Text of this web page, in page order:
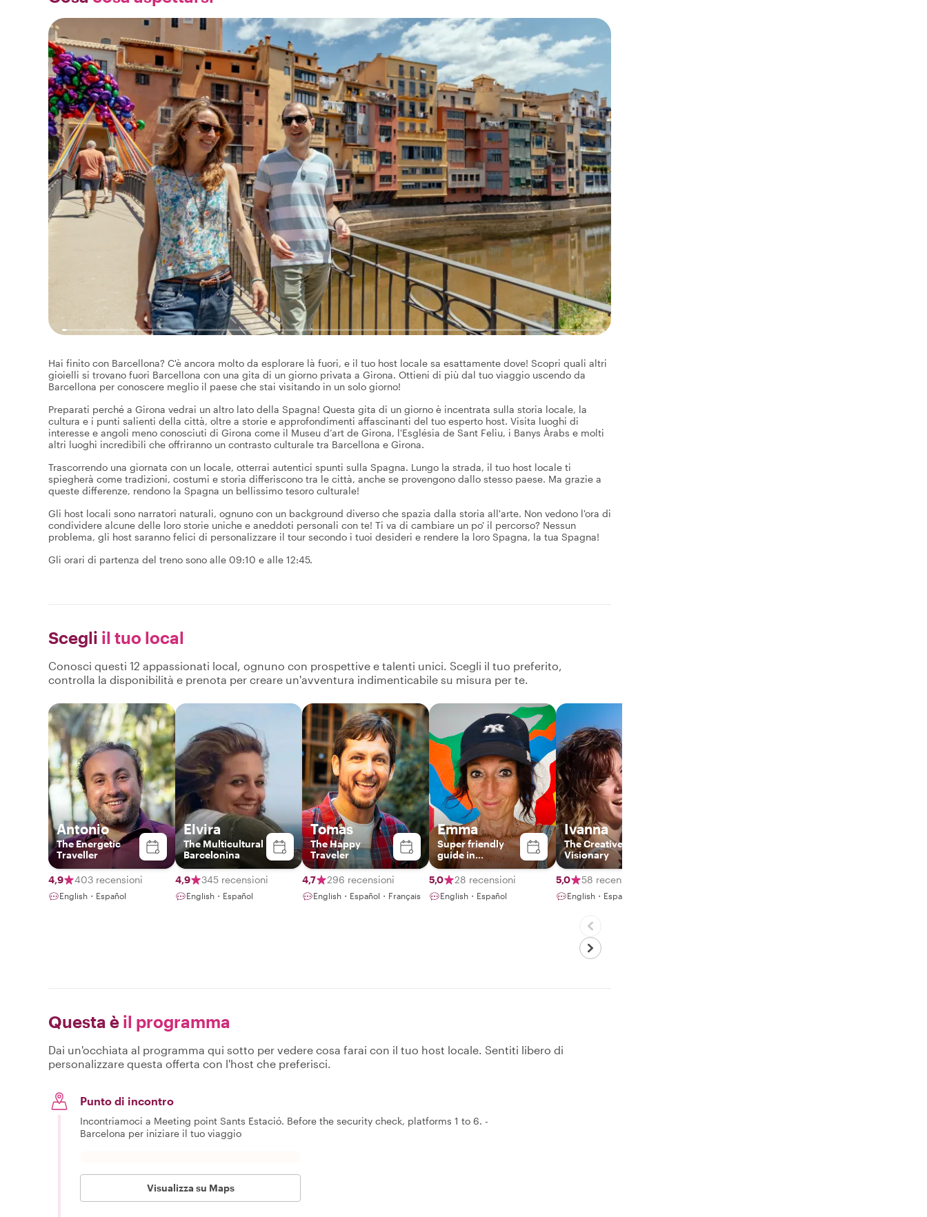
Hai finito con Barcellona? C'è ancora molto da esplorare là fuori, e il tuo host locale sa esattamente dove! Scopri quali altri
gioielli si trovano fuori Barcellona con una gita di un giorno privata a Girona. Ottieni di più dal tuo viaggio uscendo da
Barcellona per conoscere meglio il paese che stai visitando in un solo giorno!
Preparati perché a Girona vedrai un altro lato della Spagna! Questa gita di un giorno è incentrata sulla storia locale, la
cultura e i punti salienti della città, oltre a storie e approfondimenti affascinanti del tuo esperto host. Visita luoghi di
interesse e angoli meno conosciuti di Girona come il Museu d’art de Girona, l'Església de Sant Feliu, i Banys Àrabs e molti
altri luoghi incredibili che offriranno un contrasto culturale tra Barcellona e Girona.
Trascorrendo una giornata con un locale, otterrai autentici spunti sulla Spagna. Lungo la strada, il tuo host locale ti
spiegherà come tradizioni, costumi e storia differiscono tra le città, anche se provengono dallo stesso paese. Ma grazie a
queste differenze, rendono la Spagna un bellissimo tesoro culturale!
Gli host locali sono narratori naturali, ognuno con un background diverso che spazia dalla storia all'arte. Non vedono l'ora di
condividere alcune delle loro storie uniche e aneddoti personali con te! Ti va di cambiare un po' il percorso? Nessun
problema, gli host saranno felici di personalizzare il tour secondo i tuoi desideri e rendere la loro Spagna, la tua Spagna!
Gli orari di partenza del treno sono alle 09:10 e alle 12:45.
Scegli il tuo local
Conosci questi 12 appassionati local, ognuno con prospettive e talenti unici. Scegli il tuo preferito,
controlla la disponibilità e prenota per creare un'avventura indimenticabile su misura per te.
Antonio
The Energetic
Traveller
4,9 403 recensioni
English・Español
Elvira
The Multicultural
Barcelonina
4,9 345 recensioni
English・Español
Tomas
The Happy
Traveler
4,7 296 recensioni
English・Español・Français
Emma
Super friendly
guide in
Barcelona
5,0
28 recensioni
English・Español
Ivanna
The Creative
Visionary
5,0 58 recensioni
English・Español
Questa è il programma
Dai un'occhiata al programma qui sotto per vedere cosa farai con il tuo host locale. Sentiti libero di
personalizzare questa offerta con l'host che preferisci.
Punto di incontro
Incontriamoci a Meeting point Sants Estació. Before the security check, platforms 1 to 6. -
Barcelona per iniziare il tuo viaggio
Visualizza su Maps